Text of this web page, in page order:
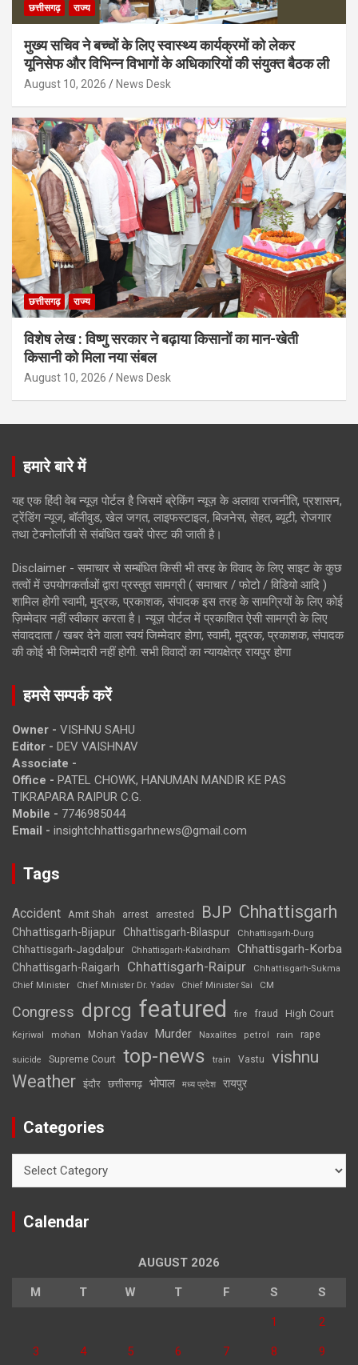
छत्तीसगढ़ राज्य
मुख्य सचिव ने बच्चों के लिए स्वास्थ्य कार्यक्रमों को लेकर
यूनिसेफ और विभिन्न विभागों के अधिकारियों की संयुक्त बैठक ली
August 10, 2026 News Desk
छत्तीसगढ़ राज्य
विशेष लेख : विष्णु सरकार ने बढ़ाया किसानों का मान-खेती
किसानी को मिला नया संबल
August 10, 2026 News Desk
हमारे बारे में
यह एक हिंदी वेब न्यूज़ पोर्टल है जिसमें ब्रेकिंग न्यूज़ के अलावा राजनीति, प्रशासन,
ट्रेंडिंग न्यूज, बॉलीवुड, खेल जगत, लाइफस्टाइल, बिजनेस, सेहत, ब्यूटी, रोजगार
तथा टेक्नोलॉजी से संबंधित खबरें पोस्ट की जाती है।
Disclaimer - समाचार से सम्बंधित किसी भी तरह के विवाद के लिए साइट के कुछ
तत्वों में उपयोगकर्ताओं द्वारा प्रस्तुत सामग्री ( समाचार / फोटो / विडियो आदि )
शामिल होगी स्वामी, मुद्रक, प्रकाशक, संपादक इस तरह के सामग्रियों के लिए कोई
ज़िम्मेदार नहीं स्वीकार करता है। न्यूज़ पोर्टल में प्रकाशित ऐसी सामग्री के लिए
संवाददाता / खबर देने वाला स्वयं जिम्मेदार होगा, स्वामी, मुद्रक, प्रकाशक, संपादक
की कोई भी जिम्मेदारी नहीं होगी. सभी विवादों का न्यायक्षेत्र रायपुर होगा
हमसे सम्पर्क करें
Owner - VISHNU SAHU
Editor - DEV VAISHNAV
Associate -
Office - PATEL CHOWK, HANUMAN MANDIR KE PAS
TIKRAPARA RAIPUR C.G.
Mobile - 7746985044
Email - insightchhattisgarhnews@gmail.com
Tags
Accident Amit Shah arrest arrested BJP Chhattisgarh
Chhattisgarh-Bijapur Chhattisgarh-Bilaspur Chhattisgarh-Durg
Chhattisgarh-Jagdalpur Chhattisgarh-Kabirdham Chhattisgarh-Korba
Chhattisgarh-Raigarh Chhattisgarh-Raipur
Chhattisgarh-Sukma
Chief Minister
Chief Minister Dr. Yadav Chief Minister Sai CM
Congress dprcg featured fire fraud High Court
Kejriwal mohan Mohan Yadav Murder Naxalites petrol rain rape
suicide Supreme Court top-news train Vastu vishnu
Weather इंदौर छत्तीसगढ़ भोपाल मध्य प्रदेश रायपुर
Categories
Calendar
AUGUST 2026
M T W T F S S
1 2
3 4 5 6 7 8 9